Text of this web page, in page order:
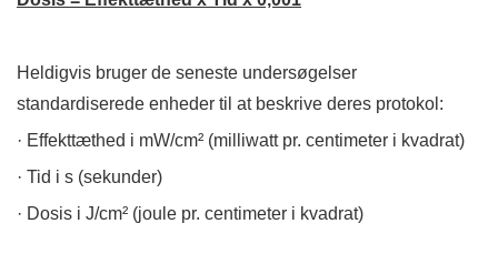
Heldigvis bruger de seneste undersøgelser
standardiserede enheder til at beskrive deres protokol:
· Effekttæthed i mW/cm² (milliwatt pr. centimeter i kvadrat)
· Tid i s (sekunder)
· Dosis i J/cm² (joule pr. centimeter i kvadrat)